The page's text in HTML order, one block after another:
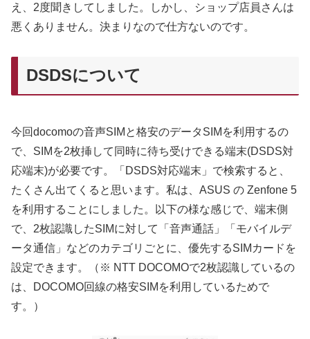
え、2度聞きしてしました。しかし、ショップ店員さんは
悪くありません。決まりなので仕方ないのです。
DSDSについて
今回docomoの音声SIMと格安のデータSIMを利用するの
で、SIMを2枚挿して同時に待ち受けできる端末(DSDS対
応端末)が必要です。「DSDS対応端末」で検索すると、
たくさん出てくると思います。私は、ASUS の Zenfone 5
を利用することにしました。以下の様な感じで、端末側
で、2枚認識したSIMに対して「音声通話」「モバイルデ
ータ通信」などのカテゴリごとに、優先するSIMカードを
設定できます。（※ NTT DOCOMOで2枚認識しているの
は、DOCOMO回線の格安SIMを利用しているためで
す。）